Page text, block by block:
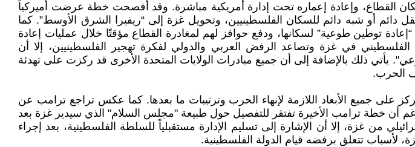
القطاع، وإعادة إعماره تحت إدارة أمريكية مباشرة. وقد أفصحت خطة عرضت أميركياً
دائم أو شبه دائم للسكان الفلسطينيين، وتحويل غزة إلى “ريفيرا الشرق الأوسط”. كما
توطين طوعية” لسكانها، ودفع حوافز لهم لمغادرة القطاع مؤقتًا خلال عمليات إعادة
في غزة وتصاعد الرفض العربي والدولي لفكرة تهجير الفلسطينيين، إلا أن
يأتي ذلك بالإضافة إلى أن جميع مبادرات الولايات المتحدة الأخرى قد ركزت على تهدئة
الحرب.
جميع الأبعاد اللازمة لإنهاء الحرب وترتيبات ما بعدها. كما عكس تراجع ترامب عن
أن خطة ترامب الأخيرة تفتقر للتفصيل حول طبيعة "مجلس السلام" الذي سيدير غزة بعد
من غزة، إلا أن الإشارة إلى تسليم الإدارة مستقبلياً للسلطة الفلسطينية، بعد إجراء
لأسباب تتعلق برفضه قيام الدولة الفلسطينية.